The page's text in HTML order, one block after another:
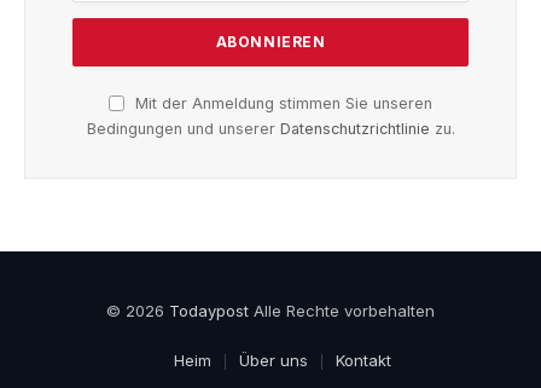
Mit der Anmeldung stimmen Sie unseren
Bedingungen und unserer Datenschutzrichtlinie zu.
© 2026 Todaypost Alle Rechte vorbehalten
Heim Über uns Kontakt